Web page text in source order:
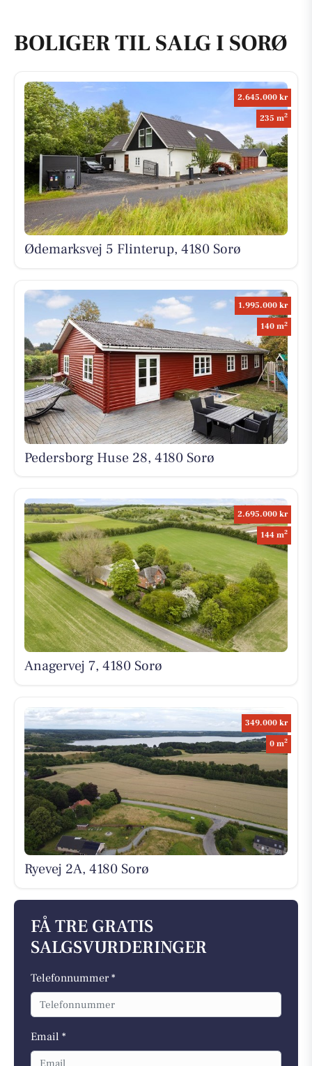
BOLIGER TIL SALG I SORØ
2.645.000 kr
235 m2
Ødemarksvej 5 Flinterup, 4180 Sorø
1.995.000 kr
140 m2
Pedersborg Huse 28, 4180 Sorø
2.695.000 kr
144 m2
Anagervej 7, 4180 Sorø
349.000 kr
0 m2
Ryevej 2A, 4180 Sorø
FÅ TRE GRATIS
SALGSVURDERINGER
Telefonnummer *
Email *